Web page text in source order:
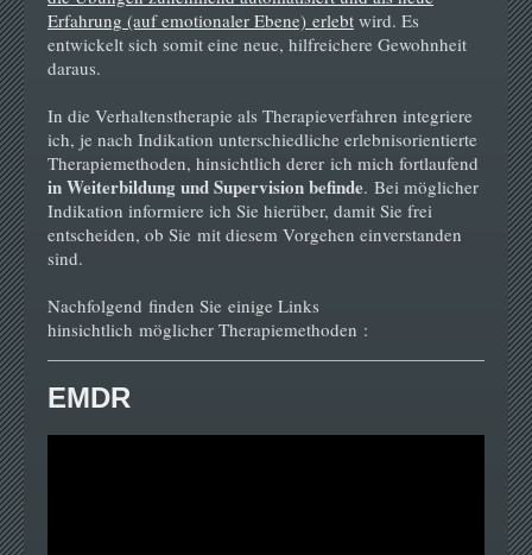
Erfahrung (auf emotionaler Ebene) erlebt wird. Es
entwickelt sich somit eine neue, hilfreichere Gewohnheit
daraus.
In die Verhaltenstherapie als Therapieverfahren integriere
ich, je nach Indikation unterschiedliche erlebnisorientierte
Therapiemethoden, hinsichtlich derer ich mich fortlaufend
in Weiterbildung und Supervision befinde. Bei möglicher
Indikation informiere ich Sie hierüber, damit Sie frei
entscheiden, ob Sie mit diesem Vorgehen einverstanden
sind.
Nachfolgend finden Sie einige Links
hinsichtlich möglicher Therapiemethoden :
EMDR